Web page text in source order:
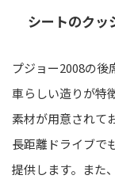
シートのクッ
プジョー2008の
車らしい造りが特
素材が用意されて
長距離ドライブで
提供します。また